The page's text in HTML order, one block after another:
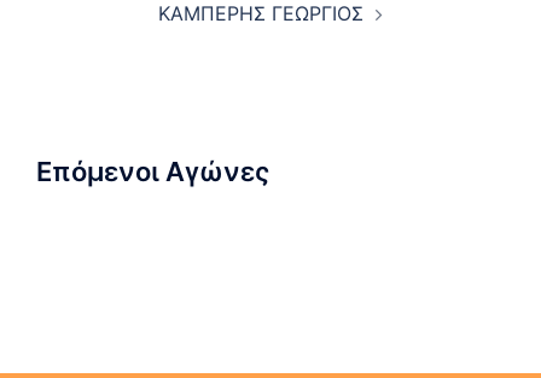
ΚΑΜΠΕΡΗΣ ΓΕΩΡΓΙΟΣ
Επόμενοι Αγώνες